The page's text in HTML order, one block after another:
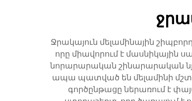
Ջրակայուն մելամինային
որը միավորում է մասնիկային
նորարարական շինարարական
ապա պատված են մելամինի
գործընթացը ներառում է